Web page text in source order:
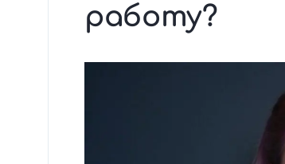
работу?